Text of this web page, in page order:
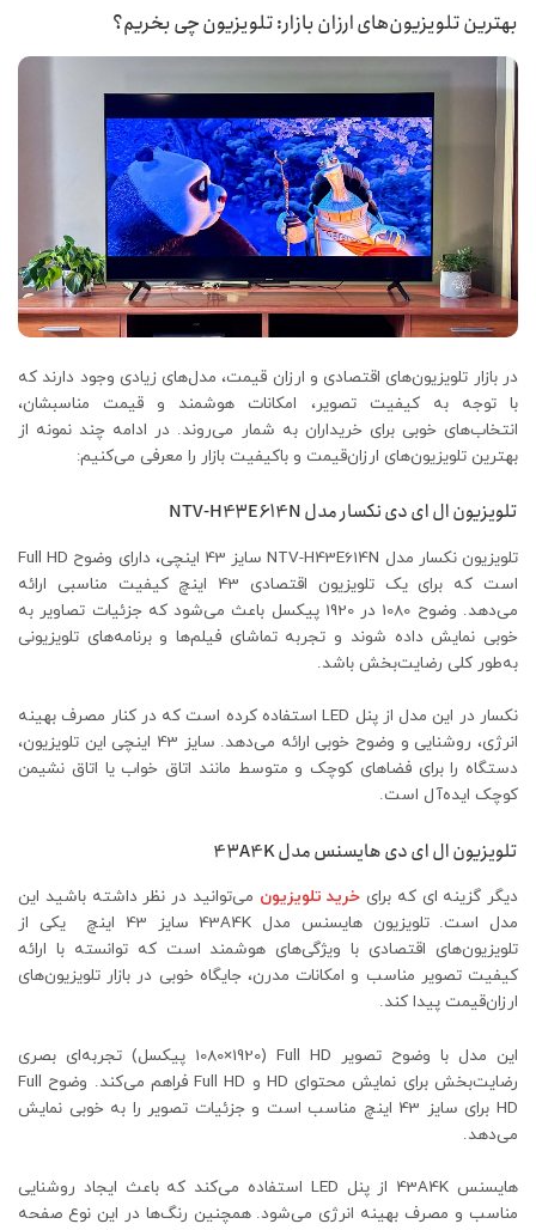
بهترین تلویزیون‌های ارزان بازار: تلویزیون چی بخریم؟
در بازار تلویزیون‌های اقتصادی و ارزان قیمت، مدل‌های زیادی وجود دارند که
با توجه به کیفیت تصویر، امکانات هوشمند و قیمت مناسبشان،
انتخاب‌های خوبی برای خریداران به شمار می‌روند. در ادامه چند نمونه از
بهترین تلویزیون‌های ارزان‌قیمت و باکیفیت بازار را معرفی می‌کنیم:
تلویزیون ال ای دی نکسار مدل NTV-H43E614N
تلویزیون نکسار مدل NTV-H43E614N سایز 43 اینچی، دارای وضوح Full HD
است که برای یک تلویزیون اقتصادی 43 اینچ کیفیت مناسبی ارائه
می‌دهد. وضوح 1080 در 1920 پیکسل باعث می‌شود که جزئیات تصاویر به
خوبی نمایش داده شوند و تجربه تماشای فیلم‌ها و برنامه‌های تلویزیونی
به‌طور کلی رضایت‌بخش باشد.
نکسار در این مدل از پنل LED استفاده کرده است که در کنار مصرف بهینه
انرژی، روشنایی و وضوح خوبی ارائه می‌دهد. سایز 43 اینچی این تلویزیون،
دستگاه را برای فضاهای کوچک و متوسط مانند اتاق خواب یا اتاق نشیمن
کوچک ایده‌آل است.
تلویزیون ال ای دی هایسنس مدل 43A4K
دیگر گزینه ای که برای خرید تلویزیون می‌توانید در نظر داشته باشید این
مدل است. تلویزیون هایسنس مدل 43A4K سایز 43 اینچ یکی از
تلویزیون‌های اقتصادی با ویژگی‌های هوشمند است که توانسته با ارائه
کیفیت تصویر مناسب و امکانات مدرن، جایگاه خوبی در بازار تلویزیون‌های
ارزان‌قیمت پیدا کند.
این مدل با وضوح تصویر Full HD (1080×1920 پیکسل) تجربه‌ای بصری
رضایت‌بخش برای نمایش محتوای HD و Full HD فراهم می‌کند. وضوح Full
HD برای سایز 43 اینچ مناسب است و جزئیات تصویر را به خوبی نمایش
می‌دهد.
هایسنس 43A4K از پنل LED استفاده می‌کند که باعث ایجاد روشنایی
مناسب و مصرف بهینه انرژی می‌شود. همچنین رنگ‌ها در این نوع صفحه